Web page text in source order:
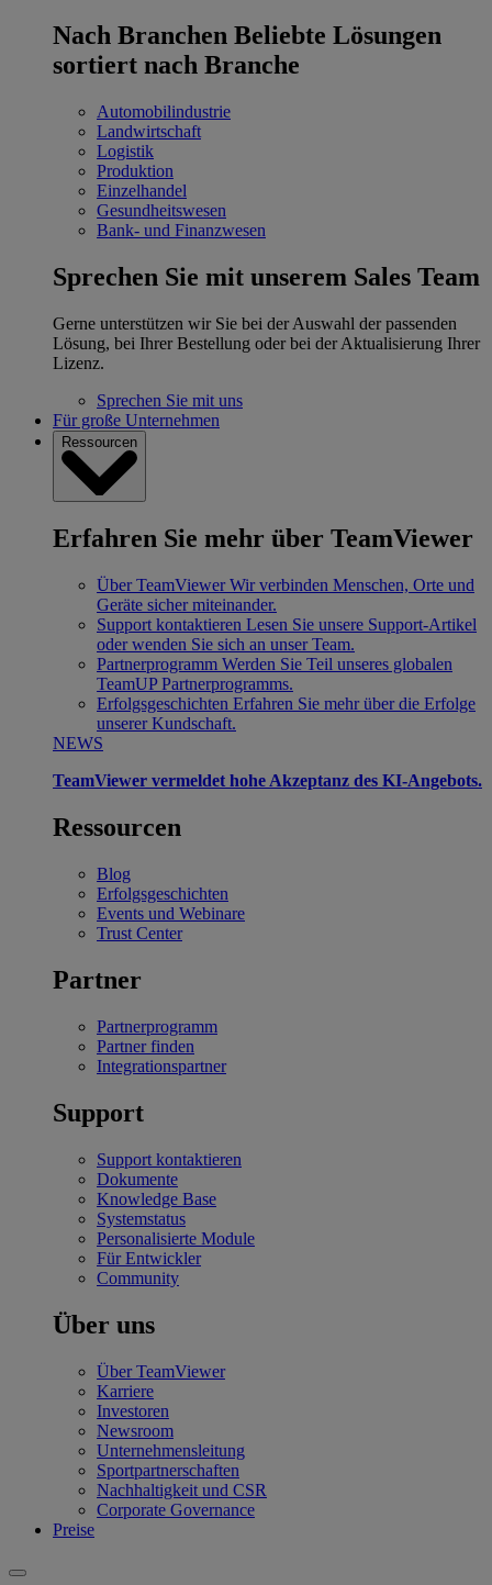
Nach Branchen Beliebte Lösungen
sortiert nach Branche
Automobilindustrie
Landwirtschaft
Logistik
Produktion
Einzelhandel
Gesundheitswesen
Bank- und Finanzwesen
Sprechen Sie mit unserem Sales Team
Gerne unterstützen wir Sie bei der Auswahl der passenden
Lösung, bei Ihrer Bestellung oder bei der Aktualisierung Ihrer
Lizenz.
Sprechen Sie mit uns
Für große Unternehmen
Ressourcen
Erfahren Sie mehr über TeamViewer
Über TeamViewer Wir verbinden Menschen, Orte und
Geräte sicher miteinander.
Support kontaktieren Lesen Sie unsere Support-Artikel
oder wenden Sie sich an unser Team.
Partnerprogramm Werden Sie Teil unseres globalen
TeamUP Partnerprogramms.
Erfolgsgeschichten Erfahren Sie mehr über die Erfolge
unserer Kundschaft.
NEWS
TeamViewer vermeldet hohe Akzeptanz des KI-Angebots.
Ressourcen
Blog
Erfolgsgeschichten
Events und Webinare
Trust Center
Partner
Partnerprogramm
Partner finden
Integrationspartner
Support
Support kontaktieren
Dokumente
Knowledge Base
Systemstatus
Personalisierte Module
Für Entwickler
Community
Über uns
Über TeamViewer
Karriere
Investoren
Newsroom
Unternehmensleitung
Sportpartnerschaften
Nachhaltigkeit und CSR
Corporate Governance
Preise